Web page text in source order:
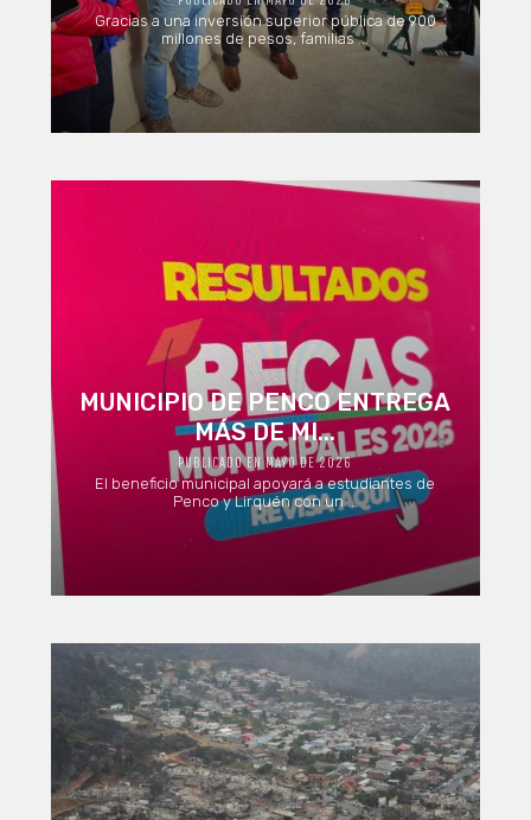
Gracias a una inversión superior pública de 900
millones de pesos, familias ...
MUNICIPIO DE PENCO ENTREGA
MÁS DE MI...
PUBLICADO EN MAYO DE 2026
El beneficio municipal apoyará a estudiantes de
Penco y Lirquén con un ...